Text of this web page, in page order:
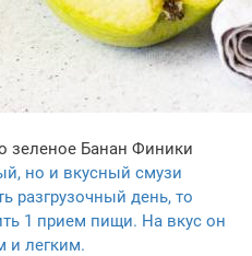
зеленое Банан Финики
но и вкусный смузи
разгрузочный день, то
1 прием пищи. На вкус он
и легким.